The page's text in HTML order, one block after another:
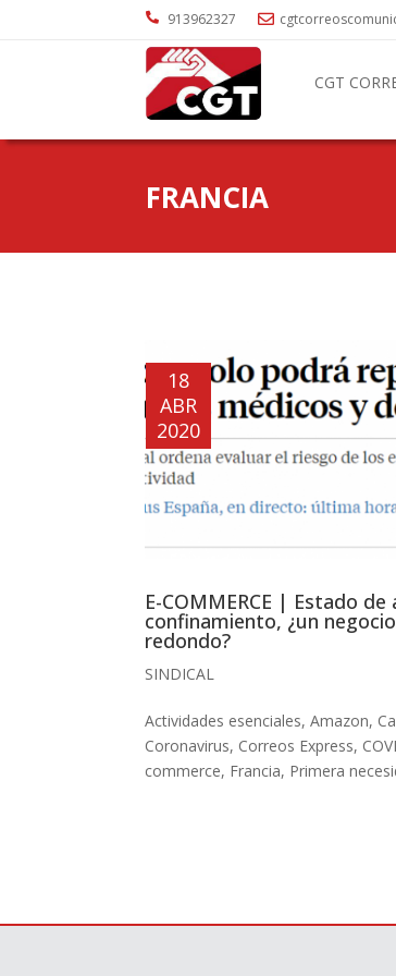
 913962327 
CGT
FRANCIA
E-COMMERCE | Estado de
confinamiento, ¿un negocio
redondo?
18
ABR
2020
SINDICAL
Actividades esenciales,Amazon,
Coronavirus, Correos Express,
commerce, Francia, Primera